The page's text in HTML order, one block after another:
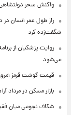
واکنش سحر
شگفت‌زده کرد
روایت پزشکیان از
می‌شود
قیمت گوشت قرمز امروز پنجشنبه ۱۵
بازار مسکن در مرداد
شکاف نجومی میان